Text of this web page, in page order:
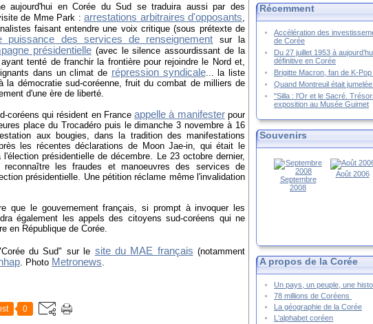
aujourd'hui en Corée du Sud se traduira aussi par des
de Mme Park : arrestations arbitraires d'opposants
faisant entendre une voix critique (sous prétexte de
puissance des services de renseignement sur la
présidentielle(avec le silence assourdissant de la
tenté de franchir la frontière pour rejoindre le Nord et,
dans un climat de répression syndicale... la liste
la démocratie sud-coréenne, fruit du combat de milliers de
d'une ère de liberté.
coréens qui résident en Franceappelle à manifesterpour
place du Trocadéro puis le dimanche 3 novembre à 16
aux bougies, dans la tradition des manifestations
les récentes déclarations de Moon Jae-in, qui était le
présidentielle de décembre. Le 23 octobre dernier,
les fraudes et manoeuvres des services de
présidentielle. Une pétition réclame même l'invalidation
que le gouvernement français, si prompt à invoquer les
également les appels des citoyens sud-coréens qui ne
en République de Corée.
du Sud" sur le site du MAE français (notamment
. Photo Metronews
0
Récemment
Accélération des
de Corée
Du 27 juillet 1953 à
définitive en Corée
Brigitte Macron, fan de K-
Quand Montreuil était
"Silla : l'Or et le Sacré.
exposition au Musée Guimet
Souvenirs
Septembre
2008
Août 2006
A propos de la Corée
Un pays, un peuple, une
78 millions de Coréens
La géographie de la Corée
L'alphabet coréen